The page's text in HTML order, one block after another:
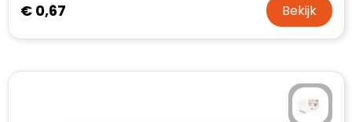
€ 0,67 Bekijk